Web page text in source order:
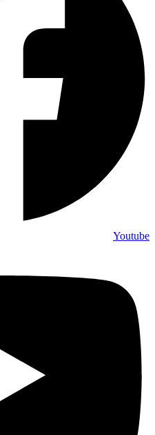
Youtube